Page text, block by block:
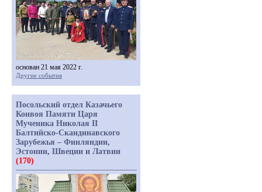
основан 21 мая 2022 г.
Другие события
Посольский отдел Казачьего
Конвоя Памяти Царя
Мученика Николая II
Балтийско-Скандинавского
Зарубежья – Финляндии,
Эстонии, Швеции и Латвии
(170)